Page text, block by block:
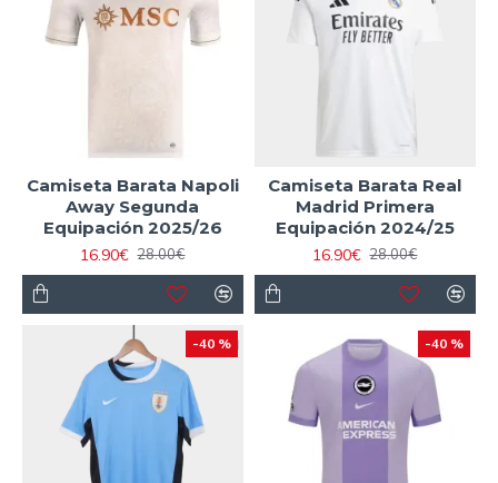
Camiseta Barata Napoli
Away Segunda
Equipación 2025/26
16.90€ 28.00€
Camiseta Barata Real
Madrid Primera
Equipación 2024/25
16.90€ 28.00€
-40 % -40 %